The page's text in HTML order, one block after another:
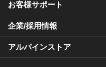
お客様サポート
企業/採用情報
アルパインストア